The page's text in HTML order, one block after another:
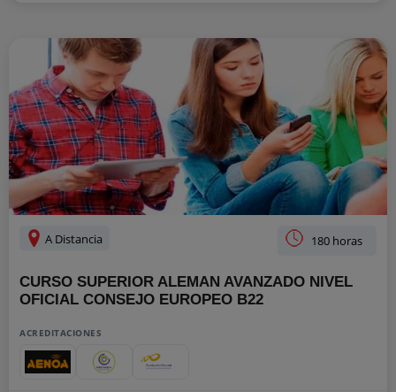
A Distancia 180 horas
CURSO SUPERIOR ALEMAN AVANZADO NIVEL
OFICIAL CONSEJO EUROPEO B22
ACREDITACIONES